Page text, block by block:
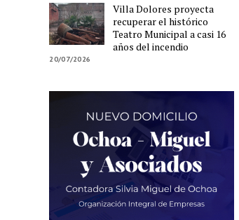
Villa Dolores proyecta
recuperar el histórico
Teatro Municipal a casi 16
años del incendio
20/07/2026